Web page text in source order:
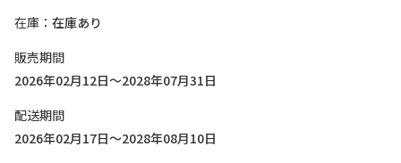
在庫
在庫あり
販売期間
2026年02月12日～2028年07月31日
配送期間
2026年02月17日～2028年08月10日